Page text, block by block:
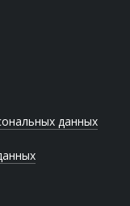
данных